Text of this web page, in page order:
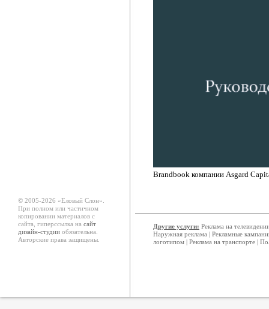
Brandbook компании Asgard
© 2005-2026 «Еловый Cлон».
При полном или частичном
копировании материалов с
сайта, гиперссылка на сайт
дизайн-студии обязательна.
Авторские права защищены.
Другие услуги: Реклама на
Наружная реклама | Рекламные
логотипом | Реклама на транспорте |